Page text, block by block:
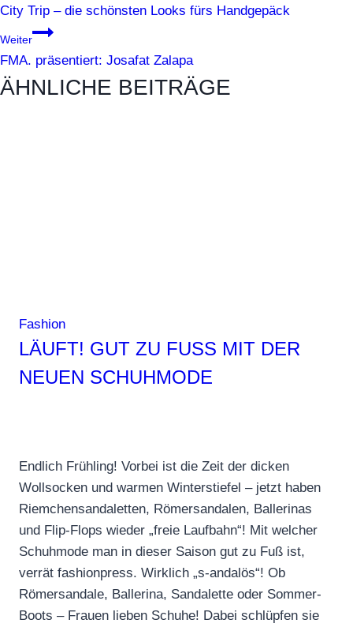
City Trip – die schönsten Looks fürs Handgepäck
Weiter
FMA. präsentiert: Josafat Zalapa
ÄHNLICHE BEITRÄGE
Fashion
LÄUFT! GUT ZU FUSS MIT DER N
EUEN SCHUHMODE
Endlich Frühling! Vorbei ist die Zeit der dicken
Wollsocken und warmen Winterstiefel – jetzt haben
Riemchensandaletten, Römersandalen, Ballerinas
und Flip-Flops wieder „freie Laufbahn“! Mit welcher
Schuhmode man in dieser Saison gut zu Fuß ist,
verrät fashionpress. Wirklich „s-andalös“! Ob
Römersandale, Ballerina, Sandalette oder Sommer-
Boots – Frauen lieben Schuhe! Dabei schlüpfen sie